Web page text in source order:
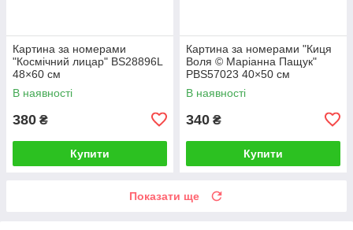
Картина за номерами
"Космічний лицар" BS28896L
48×60 см
В наявності
380 ₴
Купити
Картина за номерами "Киця
Воля © Маріанна Пащук"
PBS57023 40×50 см
В наявності
340 ₴
Купити
Показати ще